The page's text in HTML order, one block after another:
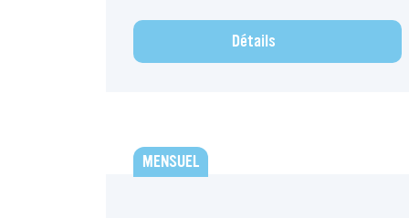
Détails
MENSUEL